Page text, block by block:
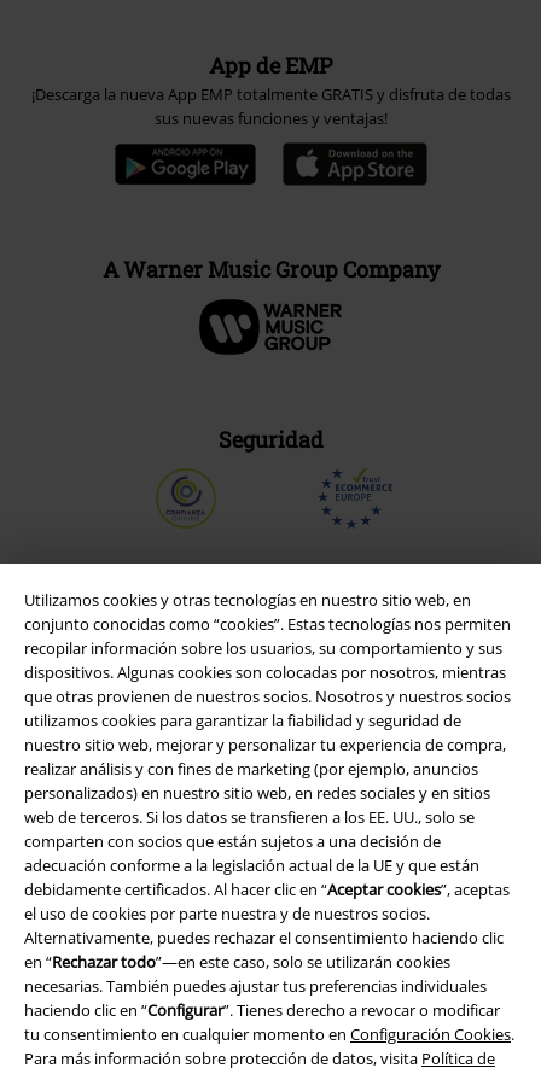
Utilizamos cookies y otras tecnologías en nuestro sitio web, en
conjunto conocidas como “cookies”. Estas tecnologías nos permiten
recopilar información sobre los usuarios, su comportamiento y sus
dispositivos. Algunas cookies son colocadas por nosotros, mientras
que otras provienen de nuestros socios. Nosotros y nuestros socios
utilizamos cookies para garantizar la fiabilidad y seguridad de
nuestro sitio web, mejorar y personalizar tu experiencia de compra,
realizar análisis y con fines de marketing (por ejemplo, anuncios
personalizados) en nuestro sitio web, en redes sociales y en sitios
web de terceros. Si los datos se transfieren a los EE. UU., solo se
comparten con socios que están sujetos a una decisión de
adecuación conforme a la legislación actual de la UE y que están
debidamente certificados. Al hacer clic en “Aceptar cookies”, aceptas
el uso de cookies por parte nuestra y de nuestros socios.
Alternativamente, puedes rechazar el consentimiento haciendo clic
en “Rechazar todo”—en este caso, solo se utilizarán cookies
necesarias. También puedes ajustar tus preferencias individuales
haciendo clic en “Configurar”. Tienes derecho a revocar o modificar
tu consentimiento en cualquier momento en Configuración Cookies.
Para más información sobre protección de datos, visita Política de
App de EMP
¡Descarga la nueva App EMP totalmente GRATIS y disfruta de todas
sus nuevas funciones y ventajas!
A Warner Music Group Company
Seguridad
Legal
Términos y Condiciones
Aviso Legal
Ley protección de datos
Eliminación de residuos y protección del medioambiente
Declaración de Conformidad